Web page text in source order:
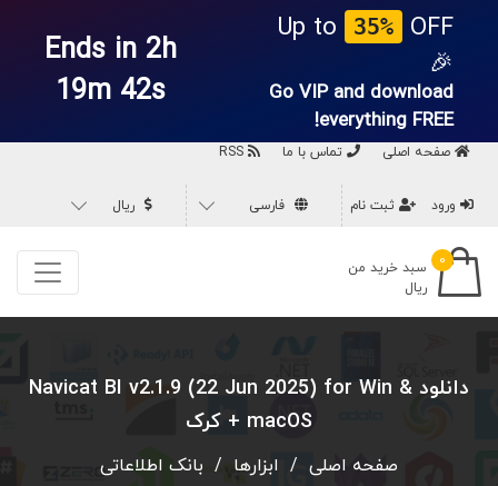
Up to 35%
OFF
🎉
Go VIP and download
everything FREE!
Ends in 2h
19m 40s
صفحه اصلی تماس با ما
ورود ثبت نام فارسی ریال
۰
سبد خرید من
ریال
دانلود Navicat BI v2.1.9 (22 Jun 2025) for Win &
macOS + کرک
صفحه اصلی / ابزارها / بانک اطلاعاتی